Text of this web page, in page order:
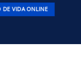
DE VIDA ONLINE